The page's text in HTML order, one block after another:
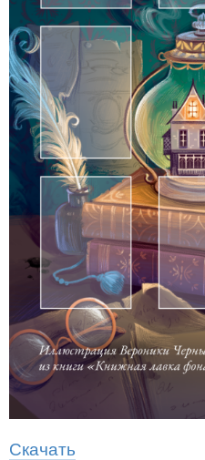
Скачать